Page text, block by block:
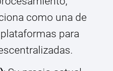
como una de
para